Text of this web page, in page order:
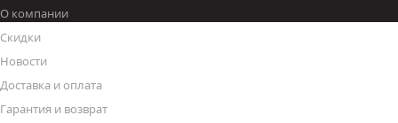
О компании
Скидки
Новости
Доставка и оплата
Гарантия и возврат